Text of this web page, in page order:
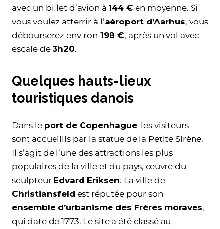
avec un billet d’avion à 144 € en moyenne. Si
vous voulez atterrir à l’aéroport d’Aarhus, vous
débourserez environ 198 €, après un vol avec
escale de 3h20.
Quelques hauts-lieux
touristiques danois
Dans le port de Copenhague, les visiteurs
sont accueillis par la statue de la Petite Sirène.
Il s’agit de l’une des attractions les plus
populaires de la ville et du pays, œuvre du
sculpteur Edvard Eriksen. La ville de
Christiansfeld est réputée pour son
ensemble d’urbanisme des Frères moraves,
qui date de 1773. Le site a été classé au